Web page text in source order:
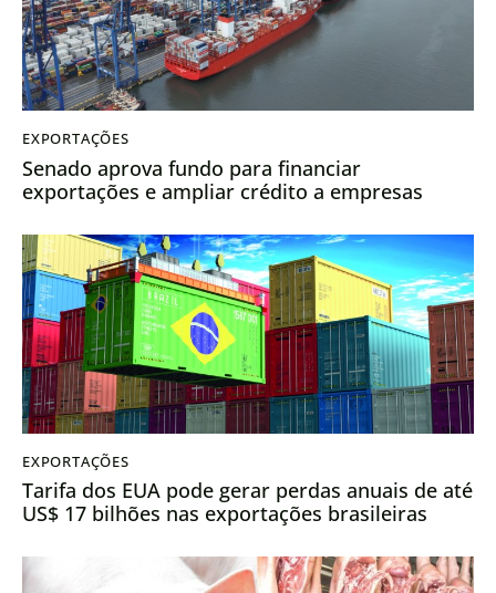
EXPORTAÇÕES
Senado aprova fundo para financiar
exportações e ampliar crédito a empresas
EXPORTAÇÕES
Tarifa dos EUA pode gerar perdas anuais de até
US$ 17 bilhões nas exportações brasileiras